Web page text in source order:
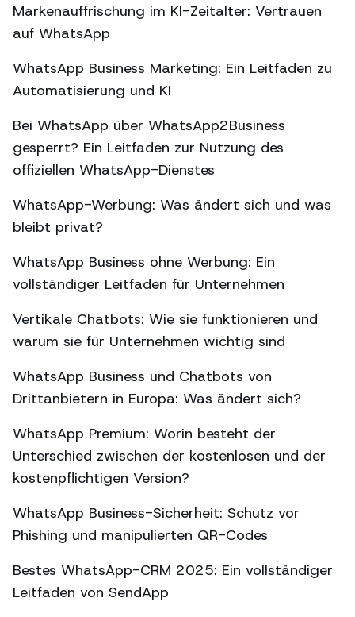
Markenauffrischung im KI-Zeitalter: Vertrauen
auf WhatsApp
WhatsApp Business Marketing: Ein Leitfaden zu
Automatisierung und KI
Bei WhatsApp über WhatsApp2Business
gesperrt? Ein Leitfaden zur Nutzung des
offiziellen WhatsApp-Dienstes
WhatsApp-Werbung: Was ändert sich und was
bleibt privat?
WhatsApp Business ohne Werbung: Ein
vollständiger Leitfaden für Unternehmen
Vertikale Chatbots: Wie sie funktionieren und
warum sie für Unternehmen wichtig sind
WhatsApp Business und Chatbots von
Drittanbietern in Europa: Was ändert sich?
WhatsApp Premium: Worin besteht der
Unterschied zwischen der kostenlosen und der
kostenpflichtigen Version?
WhatsApp Business-Sicherheit: Schutz vor
Phishing und manipulierten QR-Codes
Bestes WhatsApp-CRM 2025: Ein vollständiger
Leitfaden von SendApp